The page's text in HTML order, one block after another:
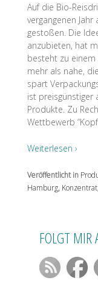
Auf die Bio-
vergangenen
gestoßen. Die
anzubieten, hat
besteht zu einem
mehr als nahe,
spart
ist preisgünstiger
Produkte. Zu
Wettbewerb
Weiterlesen ›
Veröffentlicht in
Hamburg, Konzentrat
FOLGT MIR